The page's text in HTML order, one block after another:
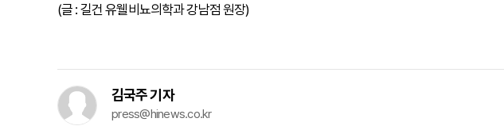
(글 : 길건 유웰비뇨의학과 강남점 원장)
김국주 기자
press@hinews.co.kr